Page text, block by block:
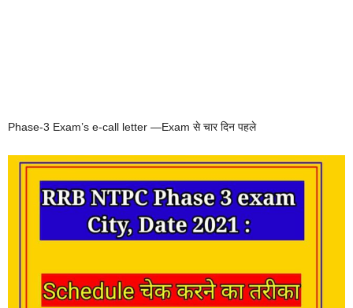
Phase-3 Exam’s e-call letter —Exam से चार दिन पहले